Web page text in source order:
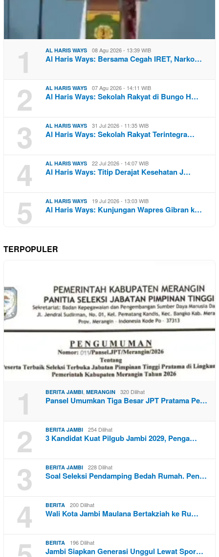
1 AL HARIS WAYS 08 Agu 2026 - 13:39 WIB
Al Haris Ways: Bersama Cegah IRET, Narko…
2 AL HARIS WAYS 07 Agu 2026 - 14:11 WIB
Al Haris Ways: Sekolah Rakyat di Bungo H…
3 AL HARIS WAYS 31 Jul 2026 - 11:35 WIB
Al Haris Ways: Sekolah Rakyat Terintegra…
4 AL HARIS WAYS 22 Jul 2026 - 14:07 WIB
Al Haris Ways: Titip Derajat Kesehatan J…
5 AL HARIS WAYS 19 Jul 2026 - 13:03 WIB
Al Haris Ways: Kunjungan Wapres Gibran k…
TERPOPULER
1 BERITA JAMBI, MERANGIN 320 Dilihat
Pansel Umumkan Tiga Besar JPT Pratama Pe…
2 BERITA JAMBI 254 Dilihat
3 Kandidat Kuat Pilgub Jambi 2029, Penga…
3 BERITA JAMBI 228 Dilihat
Soal Seleksi Pendamping Bedah Rumah. Pen…
4 BERITA 200 Dilihat
Wali Kota Jambi Maulana Bertakziah ke Ru…
BERITA 196 Dilihat
Jambi Siapkan Generasi Unggul Lewat Spor…